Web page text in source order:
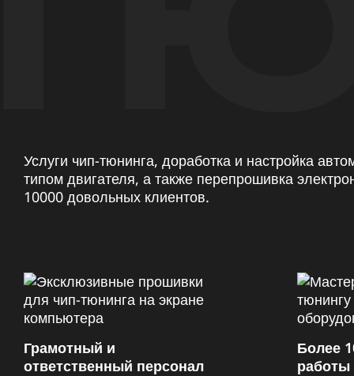
Услуги чип-тюнинга, доработка и настройка
типом двигателя, а также перепрошивка
10000 довольных клиентов.
Грамотный и
ответственный персонал
Более
работы